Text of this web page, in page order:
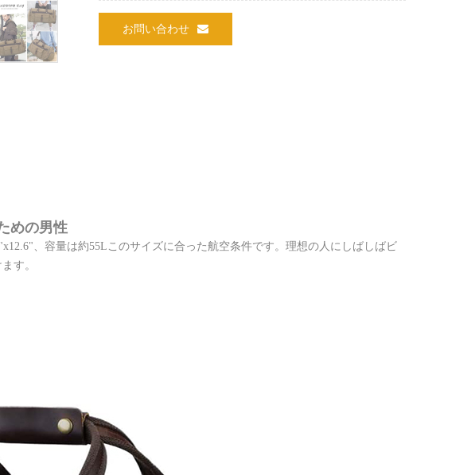
お問い合わせ
めの男性
、容量は約55Lこのサイズに合った航空条件です。理想の人にしばしばビ
す。